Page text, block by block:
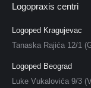
Logopraxis centri
Logoped Kragujevac
Tanaska Rajića 12/1
Logoped Beograd
Luke Vukalovića 9/3